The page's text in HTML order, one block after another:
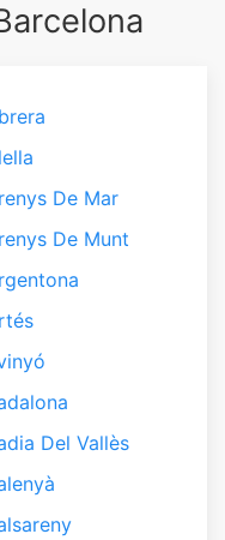
De Mar
De Munt
Del Vallès